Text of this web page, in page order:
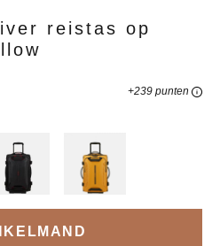
Fashion items
reistas op
+239 punten